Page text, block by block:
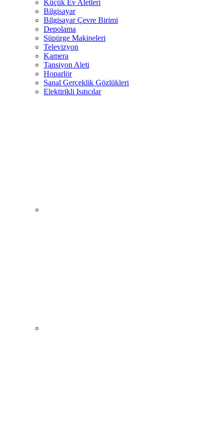
Küçük Ev Aletleri
Bilgisayar
Bilgisayar Çevre Birimi
Depolama
Süpürge Makineleri
Televizyon
Kamera
Tansiyon Aleti
Hoparlör
Sanal Gerçeklik Gözlükleri
Elektirikli Isıtıcılar